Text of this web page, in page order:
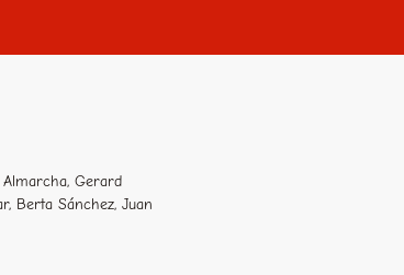
Almarcha, Gerard
Berta Sánchez, Juan